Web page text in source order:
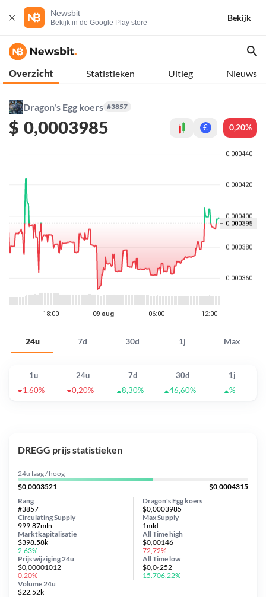
Newsbit
Bekijk in de Google Play store
Bekijk
Overzicht Statistieken Uitleg Nieuws
Dragon's Egg koers #3857
$ 0,0003985 € 0,20%
24u 7d 30d 1j Max
1u 24u 7d 30d
1j
1,60%
0,20% 8,30% 46,60% %
DREGG prijs statistieken
24u laag / hoog
$0,0003521
$0,0004315
Dragon's Egg koers
$0,0003985
Circulating Supply
999.87mln
Prijs wijziging 24u
$0,00001012
0,20%
Max Supply
1mld
Marktkapitalisatie
$398.58k
2,63%
Volume 24u
$22.52k
Rang
#3857
All Timehigh
$0,00146
72,72%
All Time low
$0,0₅252
15.706,22%